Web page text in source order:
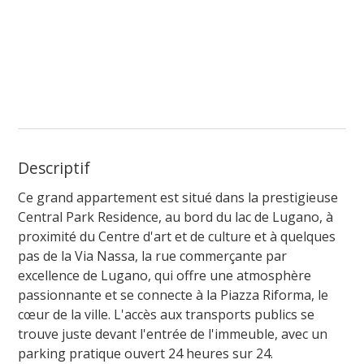
Descriptif
Ce grand appartement est situé dans la prestigieuse
Central Park Residence, au bord du lac de Lugano, à
proximité du Centre d'art et de culture et à quelques
pas de la Via Nassa, la rue commerçante par
excellence de Lugano, qui offre une atmosphère
passionnante et se connecte à la Piazza Riforma, le
cœur de la ville. L'accès aux transports publics se
trouve juste devant l'entrée de l'immeuble, avec un
parking pratique ouvert 24 heures sur 24.